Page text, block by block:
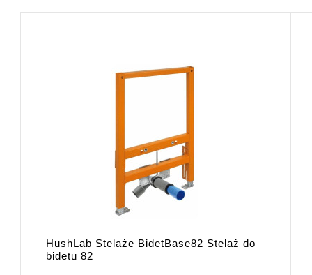
HushLab Stelaże BidetBase82 Stelaż do
bidetu 82